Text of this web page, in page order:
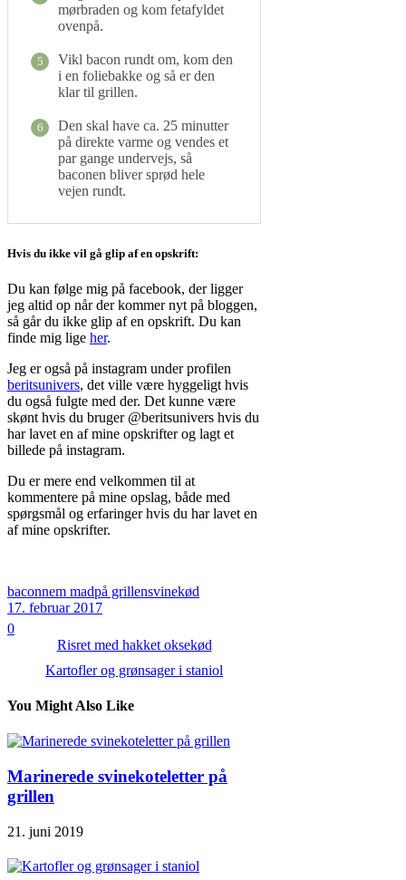
mørbraden og kom fetafyldet
ovenpå.
5
Vikl bacon rundt om, kom den
i en foliebakke og så er den
klar til grillen.
6
Den skal have ca. 25 minutter
på direkte varme og vendes et
par gange undervejs, så
baconen bliver sprød hele
vejen rundt.
Hvis du ikke vil gå glip af en opskrift:
Du kan følge mig på facebook, der ligger
jeg altid op når der kommer nyt på bloggen,
så går du ikke glip af en opskrift. Du kan
finde mig lige her.
Jeg er også på instagram under profilen
beritsunivers, det ville være hyggeligt hvis
du også fulgte med der. Det kunne være
skønt hvis du bruger @beritsunivers hvis du
har lavet en af mine opskrifter og lagt et
billede på instagram.
Du er mere end velkommen til at
kommentere på mine opslag, både med
spørgsmål og erfaringer hvis du har lavet en
af mine opskrifter.
baconnem madpå grillensvinekød
17. februar 2017
0
Risret med hakket oksekød
Kartofler og grønsager i staniol
You Might Also Like
Marinerede svinekoteletter på
grillen
21. juni 2019